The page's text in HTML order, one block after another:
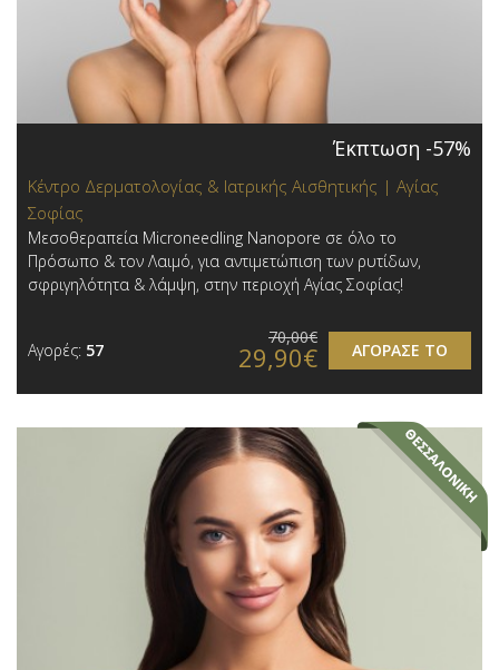
Έκπτωση -57%
Κέντρο Δερματολογίας & Ιατρικής Αισθητικής | Αγίας
Σοφίας
Μεσοθεραπεία Microneedling Nanopore σε όλο το
Πρόσωπο & τον Λαιμό, για αντιμετώπιση των ρυτίδων,
σφριγηλότητα & λάμψη, στην περιοχή Αγίας Σοφίας!
Αγορές: 57 ΑΓΟΡΑΣΕ ΤΟ
70,00€
29,90€